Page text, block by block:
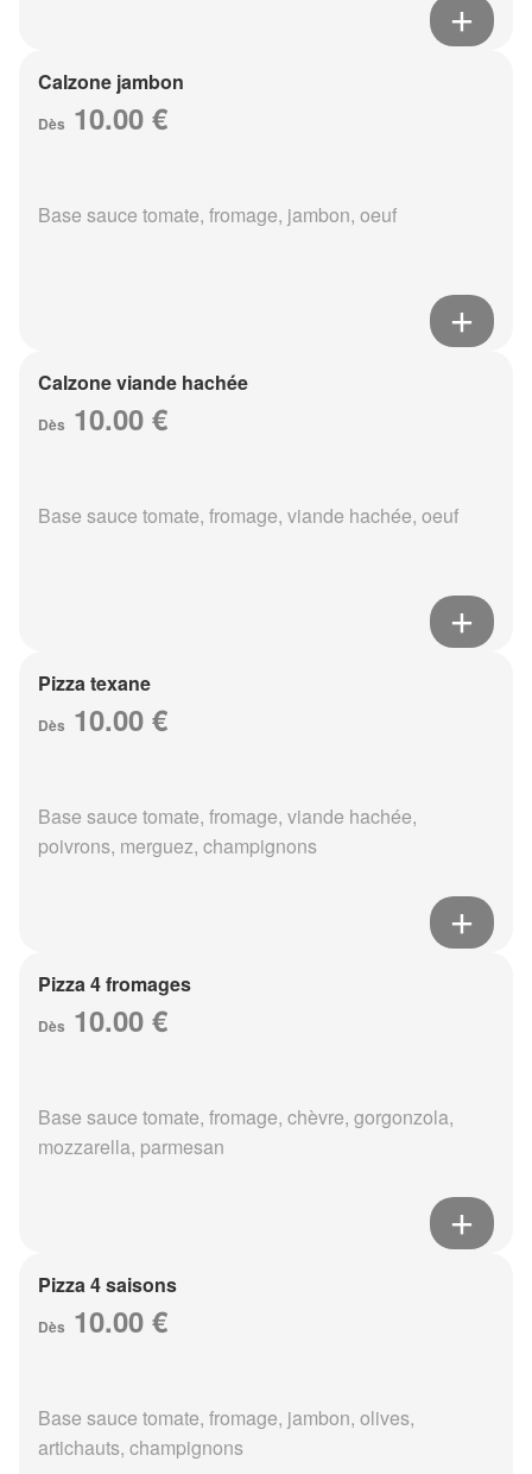
Calzone jambon
Dès 10.00 €
Base sauce tomate, fromage, jambon, oeuf
Calzone viande hachée
Dès 10.00 €
Base sauce tomate, fromage, viande hachée, oeuf
Pizza texane
Dès 10.00 €
Base sauce tomate, fromage, viande hachée,
poivrons, merguez, champignons
Pizza 4 fromages
Dès 10.00 €
Base sauce tomate, fromage, chèvre, gorgonzola,
mozzarella, parmesan
Pizza 4 saisons
Dès 10.00 €
Base sauce tomate, fromage, jambon, olives,
artichauts, champignons